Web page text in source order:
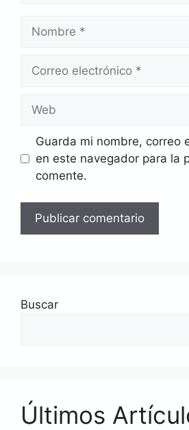
Nombre
Correo
Web
Guarda mi nombre, correo
en este navegador para la
comente.
Buscar
Últimos